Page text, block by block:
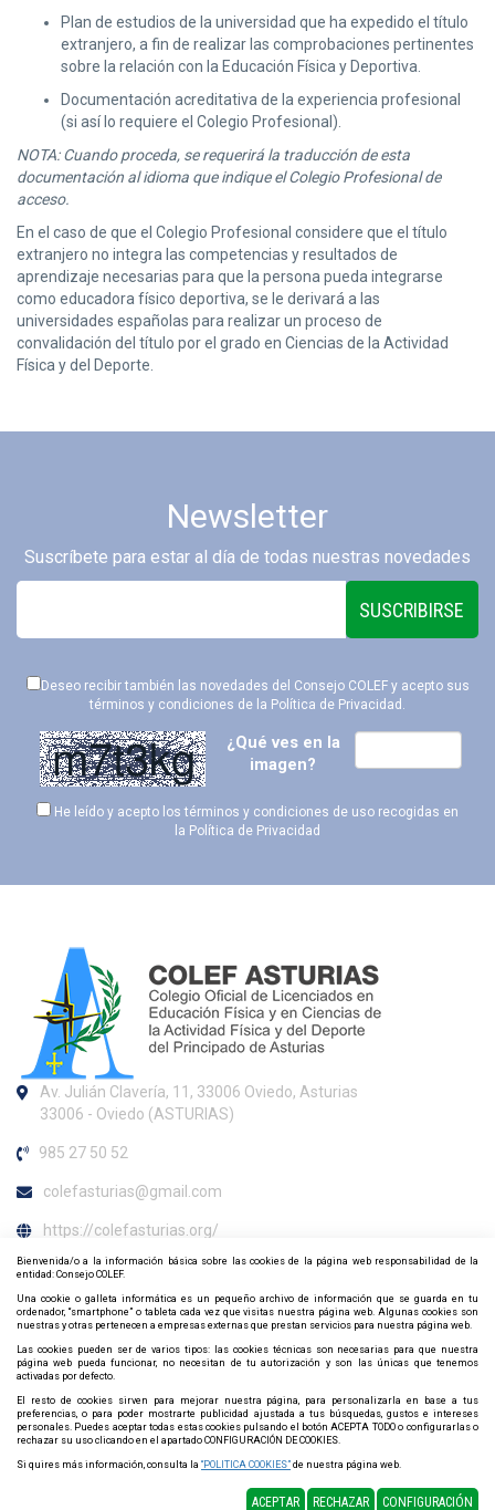
Plan de estudios de la universidad que ha expedido el título
extranjero, a fin de realizar las comprobaciones pertinentes
sobre la relación con la Educación Física y Deportiva.
Documentación acreditativa de la experiencia profesional
(si así lo requiere el Colegio Profesional).
NOTA: Cuando proceda, se requerirá la traducción de esta
documentación al idioma que indique el Colegio Profesional de
acceso.
En el caso de que el Colegio Profesional considere que el título
extranjero no integra las competencias y resultados de
aprendizaje necesarias para que la persona pueda integrarse
como educadora físico deportiva, se le derivará a las
universidades españolas para realizar un proceso de
convalidación del título por el grado en Ciencias de la Actividad
Física y del Deporte.
Newsletter
Suscríbete para estar al día de todas nuestras novedades
SUSCRIBIRSE
Deseo recibir también las novedades del Consejo COLEF y acepto sus
términos y condiciones de la Política de Privacidad .
¿Qué ves en la
imagen?
He leído y acepto los términos y condiciones de uso recogidas en
la Política de Privacidad
Av. Julián Clavería, 11, 33006 Oviedo, Asturias
33006 - Oviedo (ASTURIAS)
985 27 50 52
colefasturias@gmail.com
https://colefasturias.org/
Horario de atención al colegiado
Miércoles de 18:00h. a 20:00h.
Contacta y síguenos por redes sociales
Política de privacidad Mapa web
Bienvenida/o a la información básica sobre las cookies de la página web responsabilidad de la
entidad: Consejo COLEF.
Una cookie o galleta informática es un pequeño archivo de información que se guarda en tu
ordenador, “smartphone” o tableta cada vez que visitas nuestra página web. Algunas cookies son
nuestras y otras pertenecen a empresas externas que prestan servicios para nuestra página web.
Las cookies pueden ser de varios tipos: las cookies técnicas son necesarias para que nuestra
página web pueda funcionar, no necesitan de tu autorización y son las únicas que tenemos
activadas por defecto.
El resto de cookies sirven para mejorar nuestra página, para personalizarla en base a tus
preferencias, o para poder mostrarte publicidad ajustada a tus búsquedas, gustos e intereses
personales. Puedes aceptar todas estas cookies pulsando el botón ACEPTA TODO o configurarlas o
rechazar su uso clicando en el apartado CONFIGURACIÓN DE COOKIES.
Si quires más información, consulta la “POLITICA COOKIES” de nuestra página web.
ACEPTAR RECHAZAR CONFIGURACIÓN